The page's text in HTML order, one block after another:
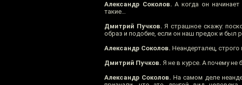
Александр Соколов. А когда он
такие…
Дмитрий Пучков. Я страшное скажу:
образ и подобие, если он наш предок и был
Александр Соколов. Неандерталец,
Дмитрий Пучков. Я не в курсе. А почему
Александр Соколов. На самом деле